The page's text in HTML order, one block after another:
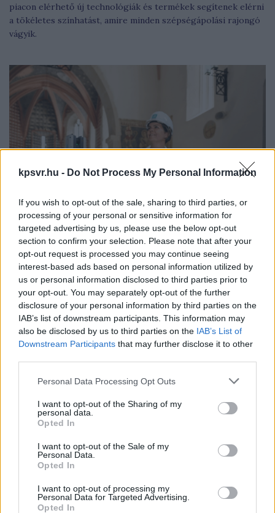
kpsvr.hu - Do Not Process My Personal Information
If you wish to opt-out of the sale, sharing to third parties, or
processing of your personal or sensitive information for
targeted advertising by us, please use the below opt-out
section to confirm your selection. Please note that after your
opt-out request is processed you may continue seeing
interest-based ads based on personal information utilized by
us or personal information disclosed to third parties prior to
your opt-out. You may separately opt-out of the further
disclosure of your personal information by third parties on the
IAB’s list of downstream participants. This information may
also be disclosed by us to third parties on the IAB’s List of
Downstream Participants that may further disclose it to other
Please note that this website/app uses one or more Google
not limited to your visit or usage behaviour. You may click to
grant or deny consent to Google and its third-party tags to
use your data for below specified purposes in below Google
consent section.
Personal Data Processing Opt Outs
I want to opt-out of the Sharing of my
personal data.
Opted In
I want to opt-out of the Sale of my
Personal Data.
Opted In
I want to opt-out of processing my
Personal Data for Targeted Advertising.
Opted In
piacon elérhető új technológiák és termékek segítenek elérni
a tökéletes színhatást, amire minden szépségápolási rajongó
vágyik.
Milyen lehetőség adott a múlt titkainak feltárására?
Az épített örökség megőrzése és megértése a múlt iránti
tisztelet kifejezése, és lehetőség arra, hogy új
összefüggéseket állítsunk fel történelmünkről. Az
évszázadokkal ezelőtt felhúzott épületek rejtett kincsei
gyakran a modern technológiák segítségével tárhatók fel,
amelyek az archeológusok, építészek és mérnökök munkáját